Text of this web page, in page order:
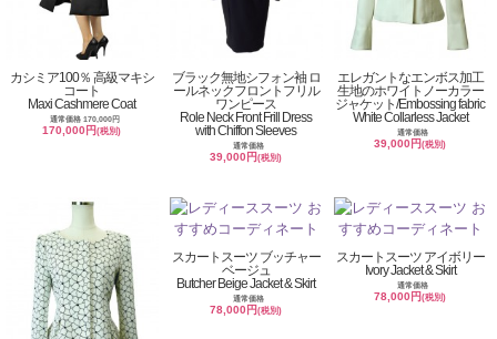
カシミア100％ 高級マキシ
コート
Maxi Cashmere Coat
通常価格 170,000円
170,000円(税別)
ブラック無地シフォン袖 ロ
ールネックフロントフリル
ワンピース
Role Neck Front Frill Dress
with Chiffon Sleeves
通常価格
39,000円(税別)
エレガントなエンボス加工
生地のホワイトノーカラー
ジャケット/Embossing fabric
White Collarless Jacket
通常価格
39,000円(税別)
スカートスーツ ブッチャー
ベージュ
Butcher Beige Jacket & Skirt
通常価格
78,000円(税別)
スカートスーツ アイボリー
Ivory Jacket & Skirt
通常価格
78,000円(税別)